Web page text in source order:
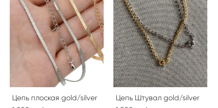
Цепь плоская gold/silver
Цепь Штувал gold/silver